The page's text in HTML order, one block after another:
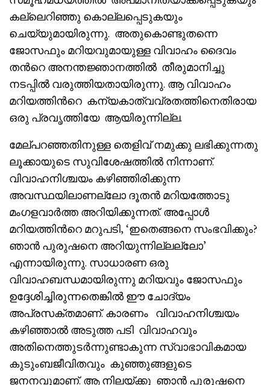
കല്ലെറിഞ്ഞു കൊല്ലപ്പെടുകയും
ചെയ്യുമായിരുന്നു. അതുകൊണ്ടുതന്നെ
ജോസഫും മറിയവുമായുള്ള വിവാഹം ദൈവം
തൻറെ അനന്തജ്ഞാനത്തിൽ തീരുമാനിച്ചു
നടപ്പിൽ വരുത്തിയതായിരുന്നു. ആ വിവാഹം
മറിയത്തിൻറെ കന്യകാത്വവ്രതത്തിനെതിരായ
ഒരു പ്രവൃത്തിയേ ആയിരുന്നില്ല.
മേല്പറഞ്ഞതിനുള്ള തെളിവ് നമുക്കു ലഭിക്കുന്നതു
ലൂക്കായുടെ സുവിശേഷത്തിൽ നിന്നാണ്.
വിവാഹനിശ്ചയം കഴിഞ്ഞിരിക്കുന്ന
അവസ്ഥയിലാണല്ലോ ദൂതൻ മറിയത്തോടു
മംഗളവാർത്ത അറിയിക്കുന്നത്. അപ്പോൾ
മറിയത്തിൻറെ മറുപടി, ‘ഇതെങ്ങനെ സംഭവിക്കും?
ഞാൻ പുരുഷനെ അറിയുന്നില്ലല്ലോ’
എന്നായിരുന്നു. സാധാരണ ഒരു
വിവാഹബന്ധമായിരുന്നു മറിയവും ജോസഫും
ഉദ്ദേശിച്ചിരുന്നതെങ്കിൽ ഈ ചോദ്യം
അപ്രസക്തമാണ്. കാരണം വിവാഹനിശ്ചയം
കഴിഞ്ഞാൽ അടുത്ത പടി വിവാഹവും
അതിനെത്തുടർന്നുണ്ടാകുന്ന സ്വാഭാവികമായ
കുടുംബജീവിതവും കുഞ്ഞുങ്ങളുടെ
ജനനവുമാണ്. ആ നിലയ്ക്കു ഞാൻ പുരുഷനെ